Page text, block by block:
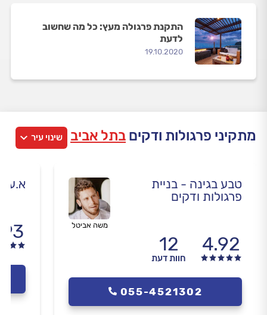
התקנת פרגולה מעץ: כל מה שחשוב
לדעת
19.10.2020
מתקיני פרגולות ודקים בתל אביב שינוי עיר
טבע בגינה - בניית
פרגולות ודקים
4.92
12
חוות דעת
משה אביטל
055-4521302
א.ע